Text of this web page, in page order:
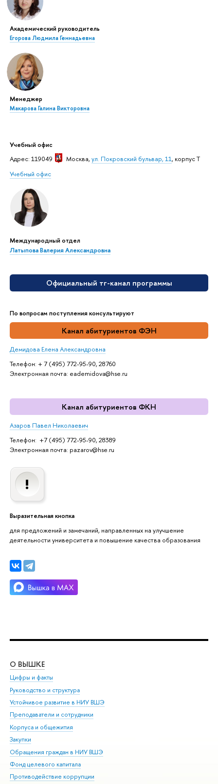
Академический руководитель
Егорова Людмила Геннадьевна
Менеджер
Макарова Галина Викторовна
Учебный офис
Адрес: 119049
Москва, ул. Покровский бульвар, 11, корпус Т
Учебный офис
Международный отдел
Латыпова Валерия Александровна
Официальный тг-канал программы
По вопросам поступления консультируют
Канал абитуриентов ФЭН
Демидова Елена Александровна
Телефон: + 7 (495) 772-95-90, 28760
Электронная почта: eademidova@hse.ru
Канал абитуриентов ФКН
Азаров Павел Николаевич
Телефон: +7 (495) 772-95-90, 28389
Электронная почта: pazarov@hse.ru
Выразительная кнопка
для предложений и замечаний, направленных на улучшение
деятельности университета и повышение качества образования
О ВЫШКЕ
Цифры и факты
Руководство и структура
Устойчивое развитие в НИУ ВШЭ
Преподаватели и сотрудники
Корпуса и общежития
Закупки
Обращения граждан в НИУ ВШЭ
Фонд целевого капитала
Противодействие коррупции